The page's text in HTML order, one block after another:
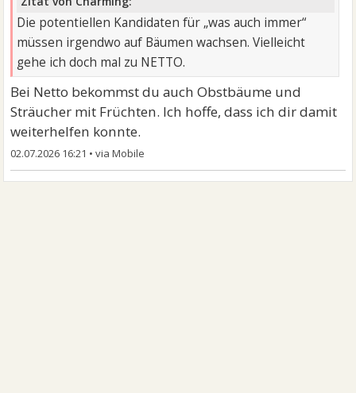
Die potentiellen Kandidaten für „was auch immer“
müssen irgendwo auf Bäumen wachsen. Vielleicht
gehe ich doch mal zu NETTO.
Bei Netto bekommst du auch Obstbäume und
Sträucher mit Früchten. Ich hoffe, dass ich dir damit
weiterhelfen konnte.
02.07.2026 16:21 •